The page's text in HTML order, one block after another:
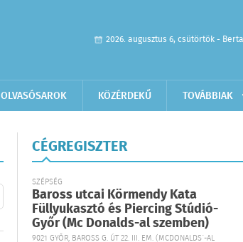
2026. augusztus 6, csütörtök - Berta
OLVASÓSAROK KÖZÉRDEKŰ TOVÁBBIAK
CÉGREGISZTER
SZÉPSÉG
Baross utcai Körmendy Kata
Füllyukasztó és Piercing Stúdió-
Győr (Mc Donalds-al szemben)
9021 GYŐR, BAROSS G. ÚT 22. III. EM. (MCDONALDS´-AL